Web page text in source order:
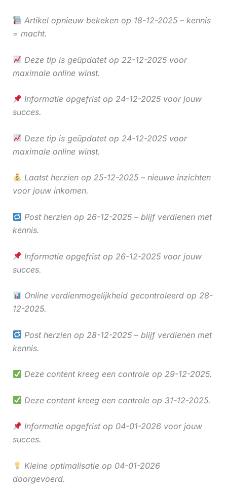
Artikel opnieuw bekeken op 18-12-2025 – kennis
= macht.
Deze tip is geüpdatet op 22-12-2025 voor
maximale online winst.
Informatie opgefrist op 24-12-2025 voor jouw
succes.
Deze tip is geüpdatet op 24-12-2025 voor
maximale online winst.
Laatst herzien op 25-12-2025 – nieuwe inzichten
voor jouw inkomen.
Post herzien op 26-12-2025 – blijf verdienen met
kennis.
Informatie opgefrist op 26-12-2025 voor jouw
succes.
Online verdienmogelijkheid gecontroleerd op 28-
12-2025.
Post herzien op 28-12-2025 – blijf verdienen met
kennis.
Deze content kreeg een controle op 29-12-2025.
Deze content kreeg een controle op 31-12-2025.
Informatie opgefrist op 04-01-2026 voor jouw
succes.
Kleine optimalisatie op 04-01-2026
doorgevoerd.